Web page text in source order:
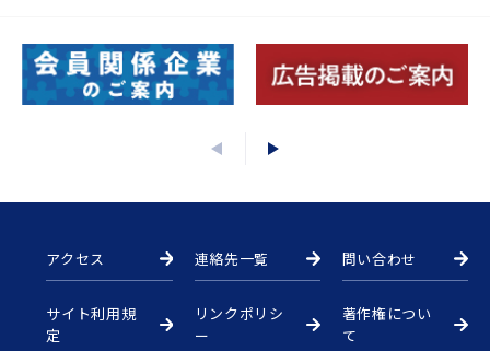
を一旦停止して、ユーザー名とパスワードの変
更等の対応をお願いする場合があります。
入会手続
申込
アクセス 連絡先一覧 問い合わせ
サイト利用規
定
リンクポリシ
ー
著作権につい
て